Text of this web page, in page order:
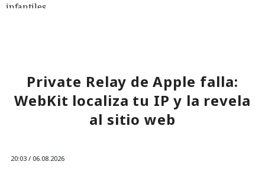
infantiles.
aparición de servicios que permiten a padres y docentes
crear automáticamente libros infantiles personalizados.
Private Relay de Apple falla:
WebKit localiza tu IP y la revela
al sitio web
20:03 / 06.08.2026